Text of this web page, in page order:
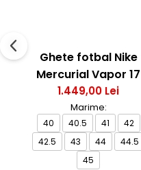
Ghete fotbal Nike
Mercurial Vapor 17
Elite FG T Se
1.449,00 Lei
Marime:
40 40.5 41
42
42.5
43 44
44.5
45